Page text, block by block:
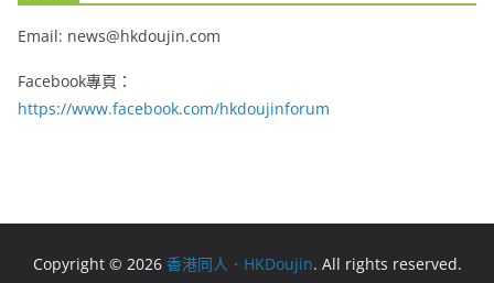
Email: news@hkdoujin.com
Facebook專頁：
https://www.facebook.com/hkdoujinforum
Copyright © 2026 香港同人．HKDoujin. All rights reserved.